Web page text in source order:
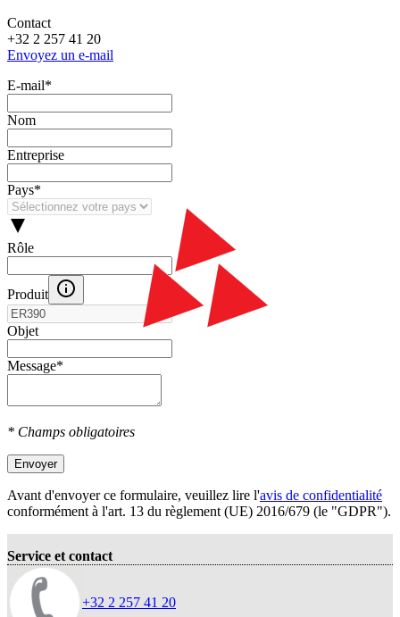
Contact
+32 2 257 41 20
Envoyez un e-mail
E‑mail*
Nom
Entreprise
Pays*
Rôle
Produit
Objet
Message*
* Champs obligatoires
Envoyer
Avant d'envoyer ce formulaire, veuillez lire l'avis de confidentialité
conformément à l'art. 13 du règlement (UE) 2016/679 (le "GDPR").
Service et contact
+32 2 257 41 20